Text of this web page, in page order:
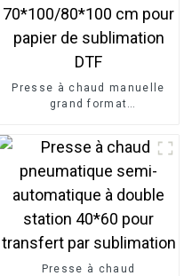
Presse à chaud manuelle
grand format
papier de sublimation DTF
Presse à chaud